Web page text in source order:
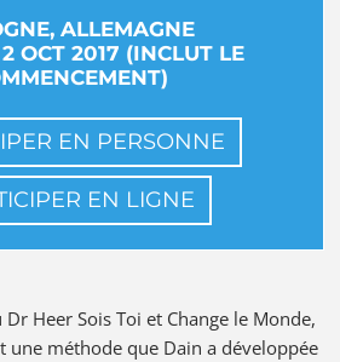
ALLEMAGNE
OCT 2017 (INCLUT LE
EN PERSONNE
EN LIGNE
Heer Sois Toi et Change le Monde,
une méthode que Dain a développée